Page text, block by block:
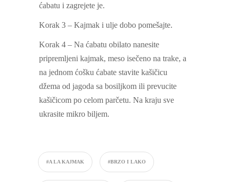
ćabatu i zagrejete je.
Korak 3 – Kajmak i ulje dobo pomešajte.
Korak 4 – Na ćabatu obilato nanesite
pripremljeni kajmak, meso isečeno na trake, a
na jednom ćošku ćabate stavite kašičicu
džema od jagoda sa bosiljkom ili prevucite
kašičicom po celom parčetu. Na kraju sve
ukrasite mikro biljem.
#A LA KAJMAK #BRZO I LAKO